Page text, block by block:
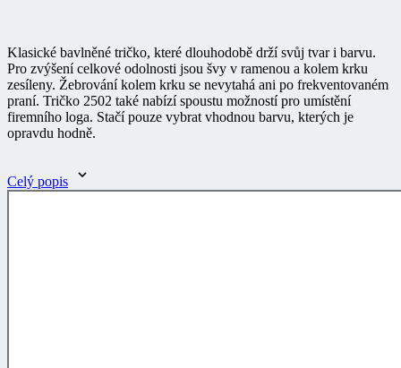
Pro zvýšení celkové odolnosti jsou švy v ramenou a kolem krku
zesíleny. Žebrování kolem krku se nevytahá ani po frekventovaném
praní. Tričko 2502 také nabízí spoustu možností pro umístění
firemního loga. Stačí pouze vybrat vhodnou barvu, kterých je
opravdu hodně.